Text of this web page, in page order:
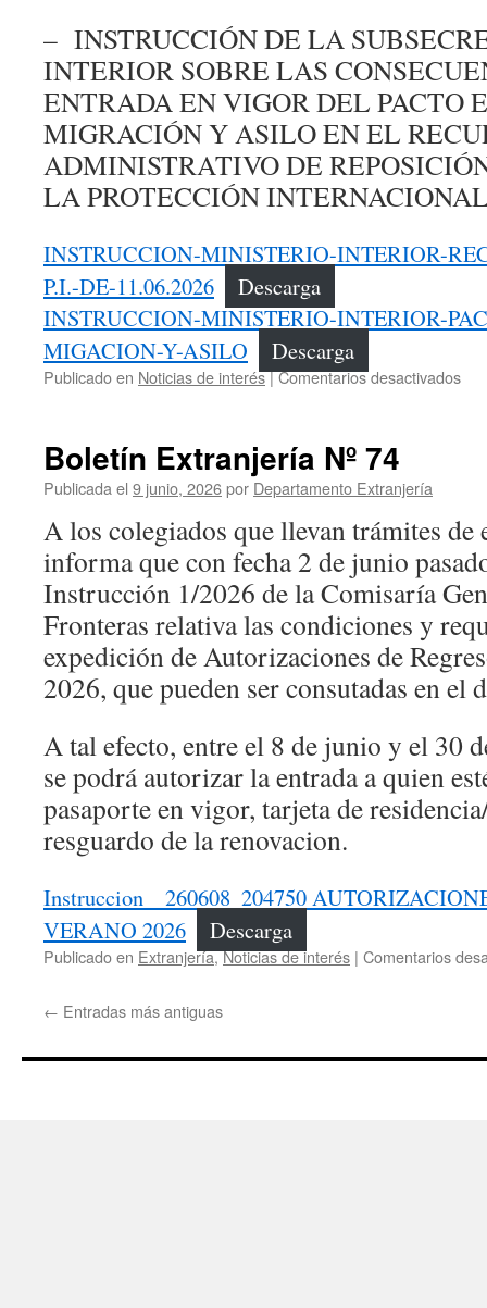
– INSTRUCCIÓN DE LA
INTERIOR SOBRE LAS
ENTRADA EN VIGOR DEL PACTO
MIGRACIÓN Y ASILO EN EL
ADMINISTRATIVO DE
LA PROTECCIÓN
INSTRUCCION-MINISTERIO-INTERIOR-
P.I.-DE-11.06.2026
Descarga
INSTRUCCION-MINISTERIO-INTERIOR-
MIGACION-Y-ASILO
Descarga
Publicado en Noticias de interés|Comentarios desactivadosen
Boletín Extranjería Nº 74
Publicada el 9 junio, 2026por Departamento Extranjería
A los colegiados que llevan trámites de
informa que con fecha 2 de junio
Instrucción 1/2026 de la Comisaría
Fronteras relativa las condiciones y
expedición de Autorizaciones de
2026, que pueden ser consutadas en el
A tal efecto, entre el 8 de junio y el 30
se podrá autorizar la entrada a quien
pasaporte en vigor, tarjeta de
resguardo de la renovacion.
Instruccion__260608_204750
VERANO 2026
Descarga
Publicado en Extranjería,Noticias de interés | Comentarios
← Entradas más antiguas